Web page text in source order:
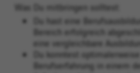
Was Du mitbringen solltest:
Du hast eine
Bereich erfolgreich
eine vergleichbare
Du konntest
Berufserfahrung in einem